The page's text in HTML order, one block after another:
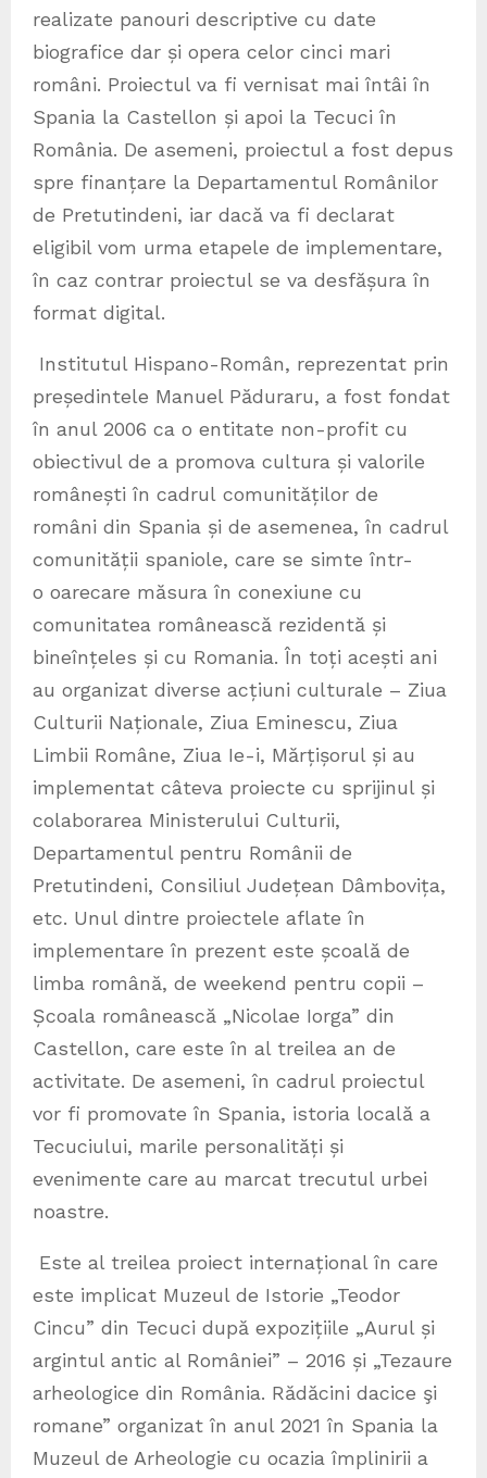
realizate panouri descriptive cu date
biografice dar și opera celor cinci mari
români. Proiectul va fi vernisat mai întâi în
Spania la Castellon și apoi la Tecuci în
România. De asemeni, proiectul a fost depus
spre finanțare la Departamentul Românilor
de Pretutindeni, iar dacă va fi declarat
eligibil vom urma etapele de implementare,
în caz contrar proiectul se va desfășura în
format digital.
Institutul Hispano-Român, reprezentat prin
președintele Manuel Păduraru, a fost fondat
în anul 2006 ca o entitate non-profit cu
obiectivul de a promova cultura și valorile
românești în cadrul comunităților de
români din Spania și de asemenea, în cadrul
comunității spaniole, care se simte într-
o oarecare măsura în conexiune cu
comunitatea românească rezidentă și
bineînțeles și cu Romania. În toți acești ani
au organizat diverse acțiuni culturale – Ziua
Culturii Naționale, Ziua Eminescu, Ziua
Limbii Române, Ziua Ie-i, Mărțișorul și au
implementat câteva proiecte cu sprijinul și
colaborarea Ministerului Culturii,
Departamentul pentru Românii de
Pretutindeni, Consiliul Județean Dâmbovița,
etc. Unul dintre proiectele aflate în
implementare în prezent este școală de
limba română, de weekend pentru copii –
Școala românească „Nicolae Iorga” din
Castellon, care este în al treilea an de
activitate. De asemeni, în cadrul proiectul
vor fi promovate în Spania, istoria locală a
Tecuciului, marile personalități și
evenimente care au marcat trecutul urbei
noastre.
Este al treilea proiect internațional în care
este implicat Muzeul de Istorie „Teodor
Cincu” din Tecuci după expozițiile „Aurul și
argintul antic al României” – 2016 și „Tezaure
arheologice din România. Rădăcini dacice şi
romane” organizat în anul 2021 în Spania la
Muzeul de Arheologie cu ocazia împlinirii a